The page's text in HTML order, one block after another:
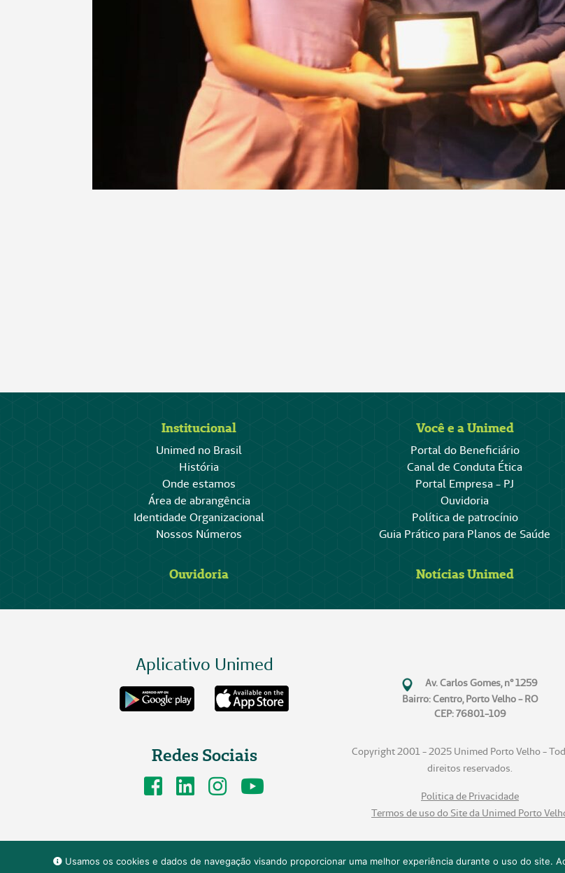
Usamos os cookies e dados de navegação visando proporcionar uma melhor experiência durante o uso do site.
Institucional
Unimed no Brasil
História
Onde estamos
Área de abrangência
Identidade Organizacional
Nossos Números
Você e a Unimed
Portal do Beneficiário
Canal de Conduta Ética
Portal Empresa - PJ
Ouvidoria
Política de patrocínio
Guia Prático para Planos de Saúde
Ouvidoria Notícias Unimed
Aplicativo Unimed
Redes Sociais
Av. Carlos Gomes, n° 1259
Bairro: Centro, Porto Velho - RO
CEP: 76801-109
Copyright 2001 - 2025 Unimed Porto Velho -
direitos reservados.
Politica de Privacidade
Termos de uso do Site da Unimed Porto